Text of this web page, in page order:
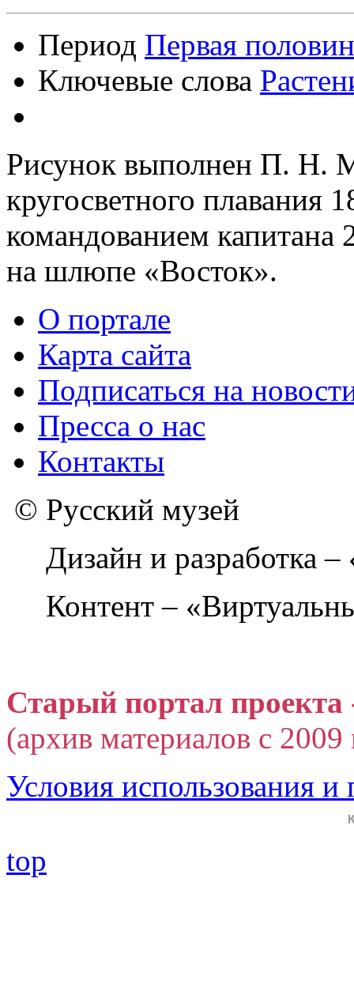
Период Первая
Ключевые слова
Рисунок выполнен П. Н.
кругосветного плавания
командованием капитана
на шлюпе «Восток».
О портале
Карта сайта
Подписаться на
Пресса о нас
Контакты
© Русский музей
Дизайн и разработка
Контент –
Старый портал
(архив материалов с
Условия использования
top